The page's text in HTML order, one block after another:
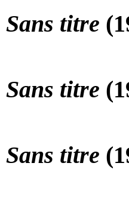
Sans titre
Sans titre
Sans titre